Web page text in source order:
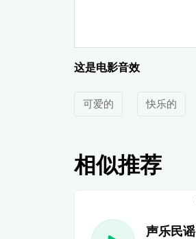
这是电影音效
可爱的 快乐的
相似推荐
声乐民谣